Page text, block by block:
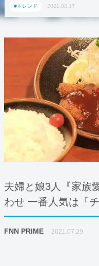
#トレンド 2021.03.17
夫婦と娘3人『家族
わせ 一番人気は「
FNN PRIME 2021.07.29